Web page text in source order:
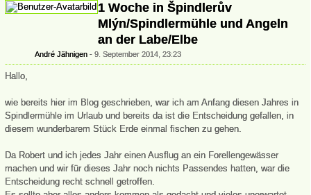
1 Woche in Špindlerův
Mlýn/Spindlermühle und Angeln
an der Labe/Elbe
André Jähnigen 9. September 2014, 23:23
Hallo,
wie bereits hier im Blog geschrieben, war ich am Anfang diesen Jahres in
Spindlermühle im Urlaub und bereits da ist die Entscheidung gefallen, in
diesem wunderbarem Stück Erde einmal fischen zu gehen.
Da Robert und ich jedes Jahr einen Ausflug an ein Forellengewässer
machen und wir für dieses Jahr noch nichts Passendes hatten, war die
Entscheidung recht schnell getroffen.